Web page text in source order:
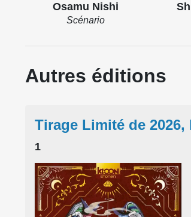
Osamu Nishi
Scénario
Autres éditions
Tirage Limité de 2026,
1